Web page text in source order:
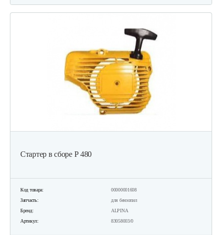
Стартер в сборе Р 480
Код товара:
00000001608
Запчасть:
для бензопил
Бренд:
ALPINA
Артикул:
83058003/0